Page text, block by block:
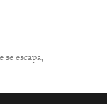
escapa,